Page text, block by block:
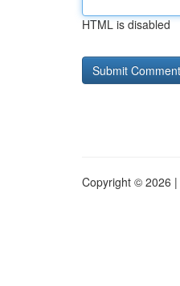
HTML is disabled
Copyright © 2026 |